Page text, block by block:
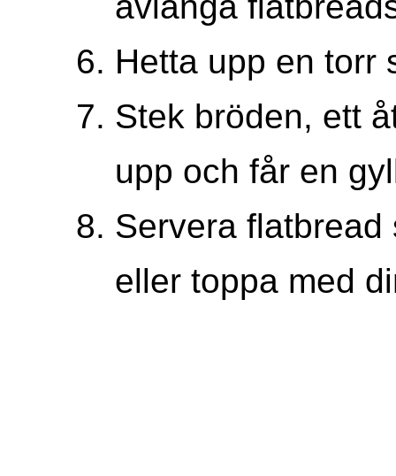
Hetta upp en torr
Stek bröden, ett
upp och får en
Servera
eller toppa med